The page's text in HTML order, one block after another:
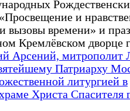
и
вызовы времени» и
Кремлёвском дворце
Арсений, митрополит
Патриарху
литургией в
Христа Спасителя